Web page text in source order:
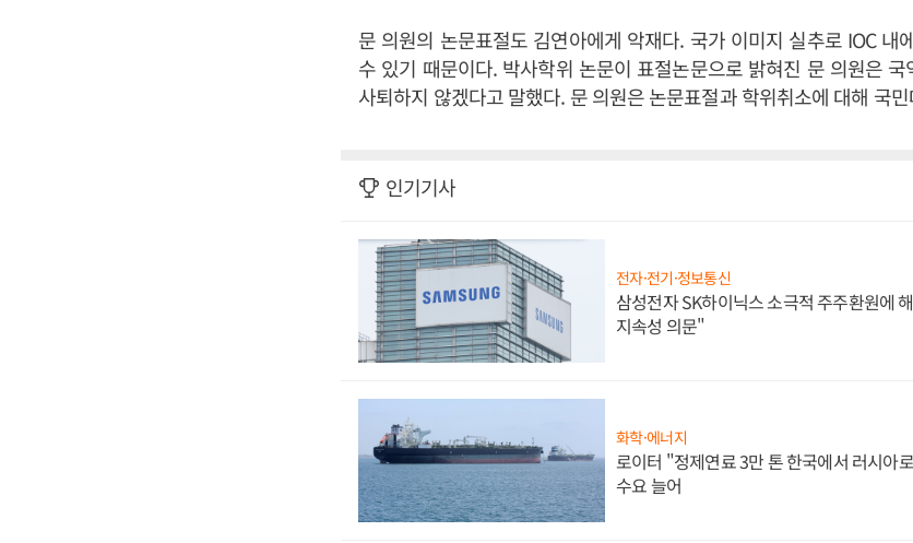
문 의원의 논문표절도 김연아에게 악재다. 국가 이미지 실추로 IOC 내
수 있기 때문이다. 박사학위 논문이 표절논문으로 밝혀진 문 의원은
사퇴하지 않겠다고 말했다. 문 의원은 논문표절과 학위취소에 대해 국
인기기사
전자·전기·정보통신
삼성전자 SK하이닉스 소극적 주주환원에
지속성 의문"
화학·에너지
로이터 "정제연료 3만 톤 한국에서 러시아
수요 늘어